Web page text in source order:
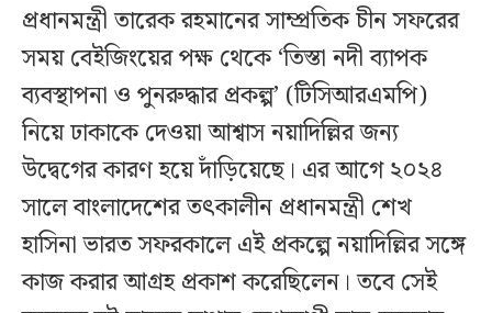
প্রধানমন্ত্রী তারেক রহমানের সাম্প্রতিক চীন সফরের
সময় বেইজিংয়ের পক্ষ থেকে ‘তিস্তা নদী ব্যাপক
ব্যবস্থাপনা ও পুনরুদ্ধার প্রকল্প’ (টিসিআরএমপি)
নিয়ে ঢাকাকে দেওয়া আশ্বাস নয়াদিল্লির জন্য
উদ্বেগের কারণ হয়ে দাঁড়িয়েছে। এর আগে ২০২৪
সালে বাংলাদেশের তৎকালীন প্রধানমন্ত্রী শেখ
হাসিনা ভারত সফরকালে এই প্রকল্পে নয়াদিল্লির সঙ্গে
কাজ করার আগ্রহ প্রকাশ করেছিলেন। তবে সেই